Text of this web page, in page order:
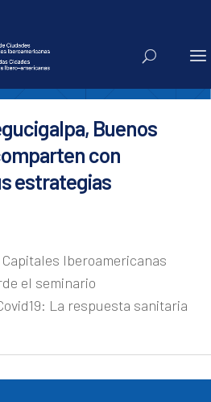
Buenos
con
estrategias
Iberoamericanas
el seminario
La respuesta sanitaria